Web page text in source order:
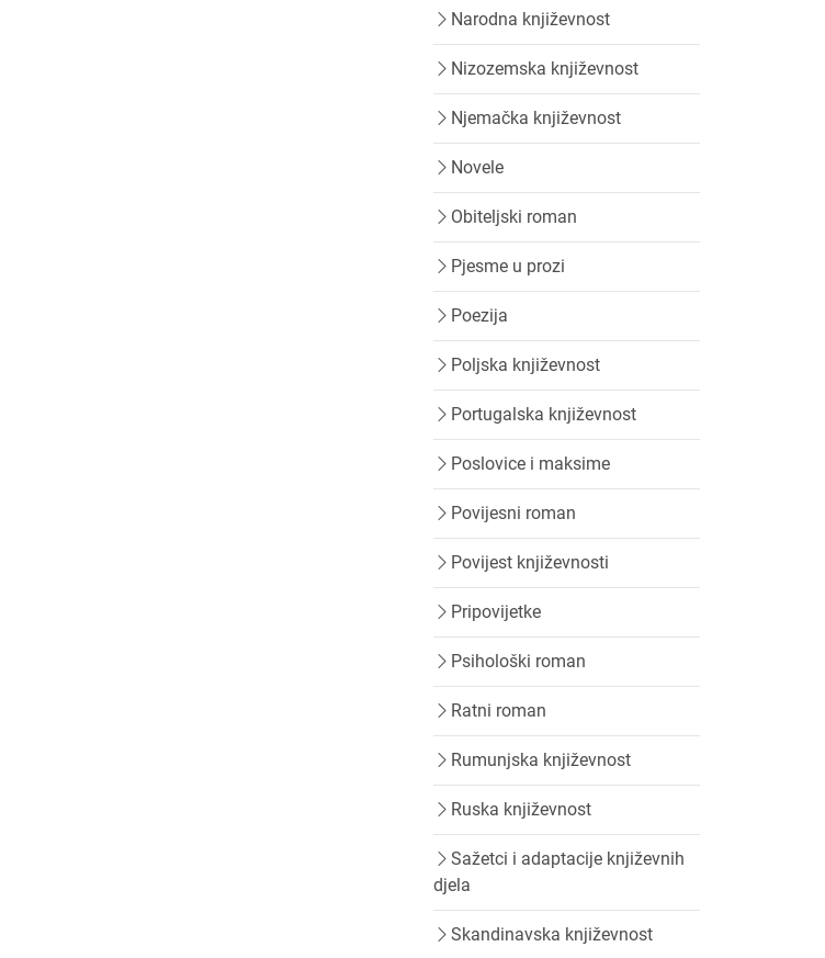
Narodna književnost
Nizozemska književnost
Njemačka književnost
Novele
Obiteljski roman
Pjesme u prozi
Poezija
Poljska književnost
Portugalska književnost
Poslovice i maksime
Povijesni roman
Povijest književnosti
Pripovijetke
Psihološki roman
Ratni roman
Rumunjska književnost
Ruska književnost
Sažetci i adaptacije književnih
djela
Skandinavska književnost